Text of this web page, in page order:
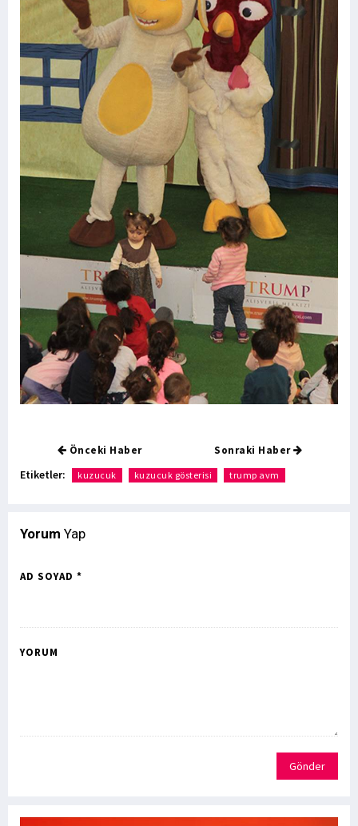
Önceki Haber Sonraki Haber
Etiketler: kuzucuk kuzucuk gösterisi trump avm
Yorum Yap
AD SOYAD *
YORUM
Gönder